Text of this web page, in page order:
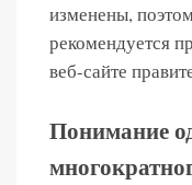
изменены,
рекомендуется
веб-сайте
Понимание